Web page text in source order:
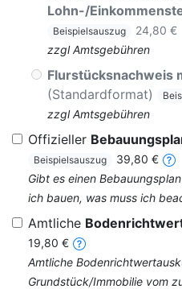
Lohn-/
Beispielsauszug
24,80 €
zzgl Amtsgebühren
Flurstücksnachweis
(Standardformat)
zzgl Amtsgebühren
Offizieller
Beispielsauszug
39,80 €
Gibt es einen
ich bauen, was muss ich
Amtliche
19,80 €
Amtliche
Grundstück/Immobilie vom